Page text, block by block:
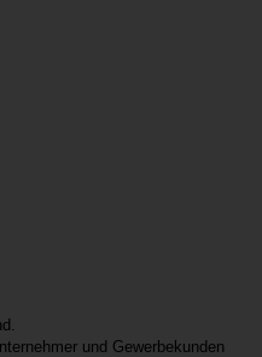
und Gewerbekunden